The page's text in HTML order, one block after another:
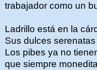
trabajador como un
Ladrillo está en la
Sus dulces
Los pibes ya no
que siempre